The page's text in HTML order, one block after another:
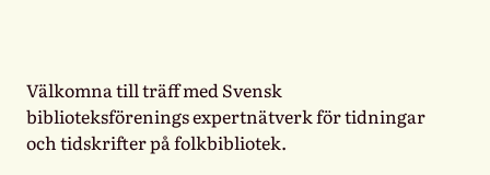
Välkomna till träff med Svensk
biblioteksförenings expertnätverk för tidningar
och tidskrifter på folkbibliotek.